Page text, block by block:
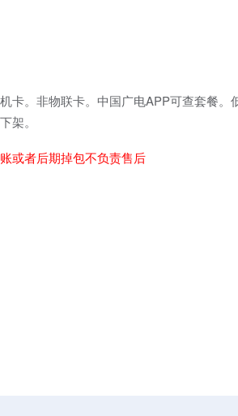
卡。非物联卡。中国广电APP可查套餐
架。
或者后期掉包不负责售后